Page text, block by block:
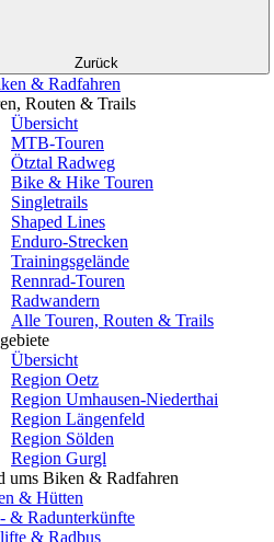
Zurück
& Radfahren
Routen & Trails
Übersicht
MTB-Touren
Ötztal Radweg
Bike & Hike Touren
Singletrails
Shaped Lines
Enduro-Strecken
Trainingsgelände
Rennrad-Touren
Radwandern
Alle Touren, Routen & Trails
Übersicht
Region Oetz
Region Umhausen-Niederthai
Region Längenfeld
Region Sölden
Region Gurgl
ums Biken & Radfahren
& Hütten
& Radunterkünfte
& Radbus